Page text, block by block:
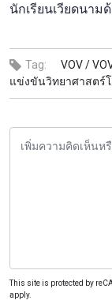
นักเรียนเวียดนาม
Tag: VOV /
แข่งขันวิทยาศาสตร์
This site is protected by
apply.